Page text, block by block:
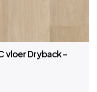
vloer Dryback –